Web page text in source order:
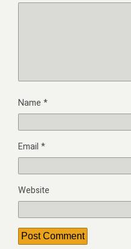
Name *
Email *
Website